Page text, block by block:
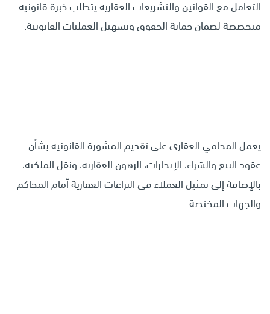
التعامل مع القوانين والتشريعات العقارية يتطلب خبرة قانونية
متخصصة لضمان حماية الحقوق وتسهيل العمليات القانونية.
يعمل المحامي العقاري على تقديم المشورة القانونية بشأن
عقود البيع والشراء، الإيجارات، الرهون العقارية، ونقل الملكية،
بالإضافة إلى تمثيل العملاء في النزاعات العقارية أمام المحاكم
والجهات المختصة.